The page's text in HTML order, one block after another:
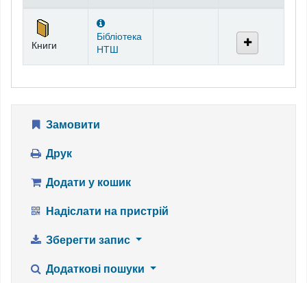
Фонди
Книги
Бібліотека
НТШ
Замовити
Друк
Додати у кошик
Надіслати на пристрій
Зберегти запис
Додаткові пошуки